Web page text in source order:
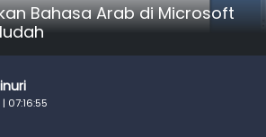
Bahasa Arab di Microsoft
07:16:55